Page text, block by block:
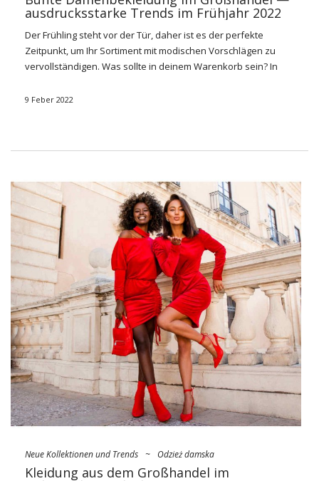
ausdrucksstarke Trends im Frühjahr 2022
Der Frühling steht vor der Tür, daher ist es der perfekte
Zeitpunkt, um Ihr Sortiment mit modischen Vorschlägen zu
vervollständigen. Was sollte in deinem Warenkorb sein? In
online das wird die langweiligste Garderobe wiederbeleben.
Bunte Damenbekleidung im Online-
Großhandel – Trends für die
kommende Saison
Im Frühling vergessen wir gemütliche Casual-Sets und kehren
zu den modischen Spielhäusern zurück – Form und Farbe.
Unsere neue Kollektion ist daher voll von Retro-Stilen und
Dekorationen sowie Designs aus den 60/70er Jahren, die jede
Gegenüberstellung unabhängig vom Anlass zum Leben
erwecken. Es gibt …
9 Feber 2022
Neue Kollektionen und Trends ~ Odzież damska
Kleidung aus dem Großhandel im